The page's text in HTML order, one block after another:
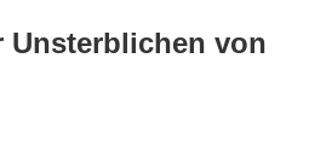
Unsterblichen von